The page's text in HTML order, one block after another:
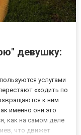
девушку:
услугами
«ходить по
к ним
именно они это
как на самом деле
что движет